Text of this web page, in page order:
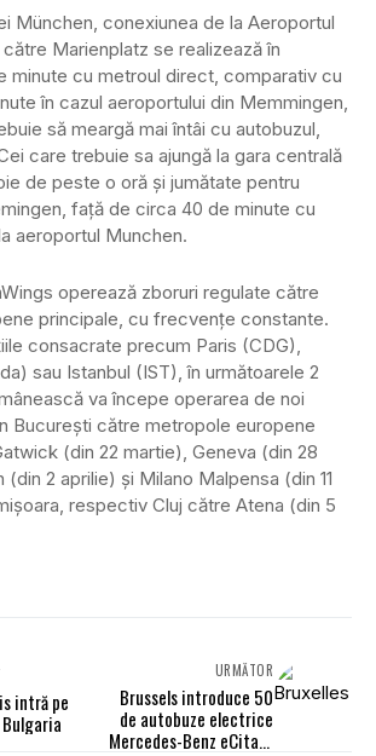
München, conexiunea de la Aeroportul
Marienplatz se realizează în
minute cu metroul direct, comparativ cu
în cazul aeroportului din Memmingen,
să meargă mai întâi cu autobuzul,
care trebuie sa ajungă la gara centrală
de peste o oră și jumătate pentru
față de circa 40 de minute cu
aeroportul Munchen.
operează zboruri regulate către
principale, cu frecvențe constante.
consacrate precum Paris (CDG),
sau Istanbul (IST), în următoarele 2
va începe operarea de noi
București către metropole europene
(din 22 martie), Geneva (din 28
2 aprilie) și Milano Malpensa (din 11
respectiv Cluj către Atena (din 5
intră pe
URMĂTOR
Brussels introduce 50
de autobuze electrice
Mercedes-Benz eCitaro